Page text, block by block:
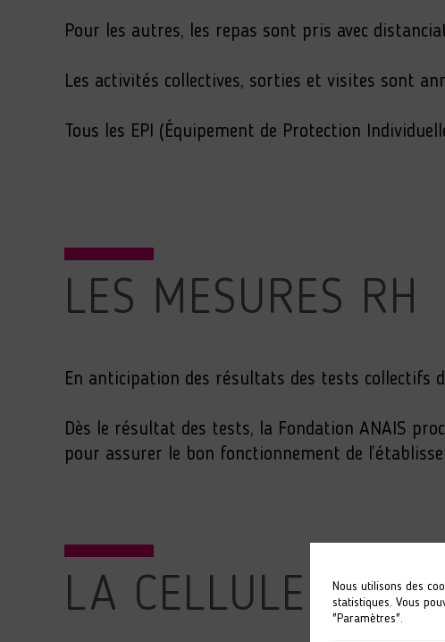
Pour les autres, les repas sont pris avec
Les activités collectives, sorties et visites sont
Tous les EPI (Équipement de Protection
LES MESURES RH
En anticipation des résultats des tests collectifs
Dès le résultat des tests, la Fondation ANAIS
pour assurer le bon fonctionnement de
LA CELLULE DENous utilisons des
statistiques. Vous
"Paramètres".